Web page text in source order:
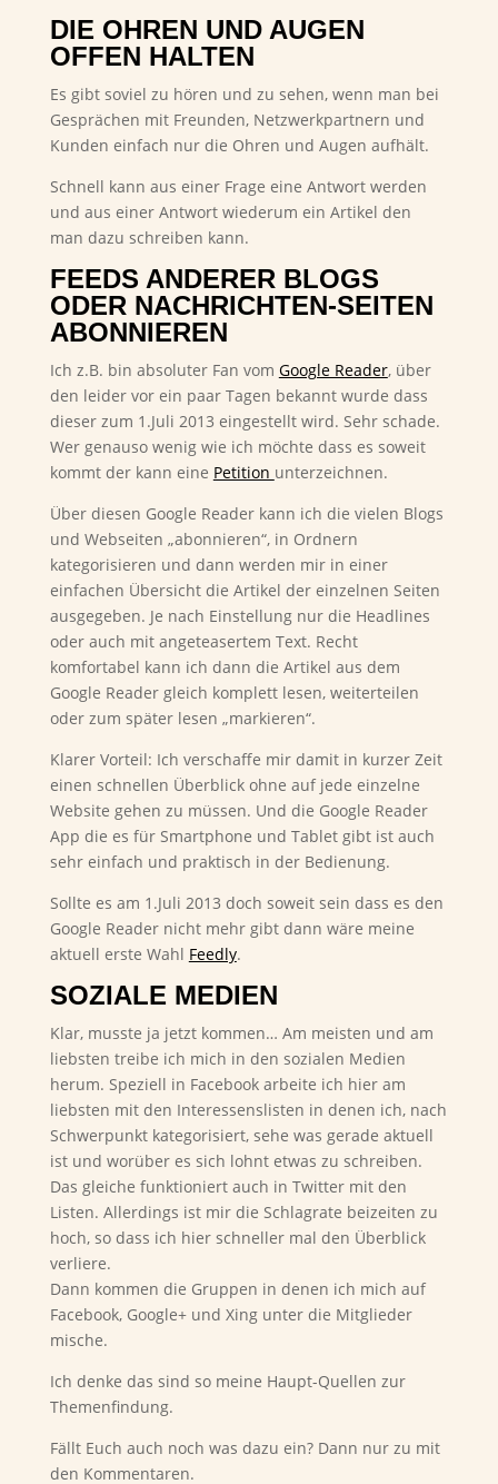
DIE OHREN UND AUGEN
OFFEN HALTEN
Es gibt soviel zu hören und zu sehen, wenn man bei
Gesprächen mit Freunden, Netzwerkpartnern und
Kunden einfach nur die Ohren und Augen aufhält.
Schnell kann aus einer Frage eine Antwort werden
und aus einer Antwort wiederum ein Artikel den
man dazu schreiben kann.
FEEDS ANDERER BLOGS
ODER NACHRICHTEN-SEITEN
ABONNIEREN
Ich z.B. bin absoluter Fan vom Google Reader, über
den leider vor ein paar Tagen bekannt wurde dass
dieser zum 1.Juli 2013 eingestellt wird. Sehr schade.
Wer genauso wenig wie ich möchte dass es soweit
kommt der kann eine Petition unterzeichnen.
Über diesen Google Reader kann ich die vielen Blogs
und Webseiten „abonnieren“, in Ordnern
kategorisieren und dann werden mir in einer
einfachen Übersicht die Artikel der einzelnen Seiten
ausgegeben. Je nach Einstellung nur die Headlines
oder auch mit angeteasertem Text. Recht
komfortabel kann ich dann die Artikel aus dem
Google Reader gleich komplett lesen, weiterteilen
oder zum später lesen „markieren“.
Klarer Vorteil: Ich verschaffe mir damit in kurzer Zeit
einen schnellen Überblick ohne auf jede einzelne
Website gehen zu müssen. Und die Google Reader
App die es für Smartphone und Tablet gibt ist auch
sehr einfach und praktisch in der Bedienung.
Sollte es am 1.Juli 2013 doch soweit sein dass es den
Google Reader nicht mehr gibt dann wäre meine
aktuell erste Wahl Feedly.
SOZIALE MEDIEN
Klar, musste ja jetzt kommen… Am meisten und am
liebsten treibe ich mich in den sozialen Medien
herum. Speziell in Facebook arbeite ich hier am
liebsten mit den Interessenslisten in denen ich, nach
Schwerpunkt kategorisiert, sehe was gerade aktuell
ist und worüber es sich lohnt etwas zu schreiben.
Das gleiche funktioniert auch in Twitter mit den
Listen. Allerdings ist mir die Schlagrate beizeiten zu
hoch, so dass ich hier schneller mal den Überblick
verliere.
Dann kommen die Gruppen in denen ich mich auf
Facebook, Google+ und Xing unter die Mitglieder
mische.
Ich denke das sind so meine Haupt-Quellen zur
Themenfindung.
Fällt Euch auch noch was dazu ein? Dann nur zu mit
den Kommentaren.